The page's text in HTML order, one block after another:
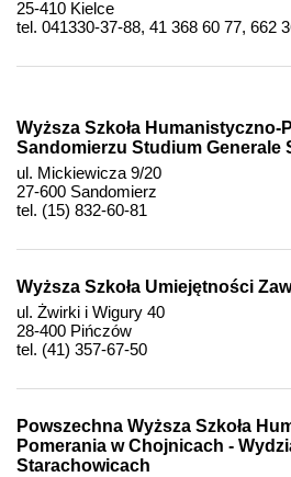
25-410 Kielce
tel. 041330-37-88, 41 368 60 77, 662
Wyższa Szkoła Humanistyczno-
Sandomierzu Studium Generale
ul. Mickiewicza 9/20
27-600 Sandomierz
tel. (15) 832-60-81
Wyższa Szkoła Umiejętności
ul. Żwirki i Wigury 40
28-400 Pińczów
tel. (41) 357-67-50
Powszechna Wyższa Szkoła
Pomerania w Chojnicach -
Starachowicach